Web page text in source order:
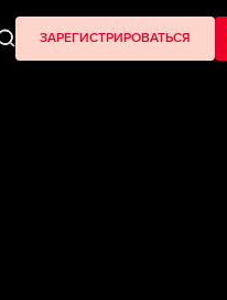
ЗАРЕГИСТРИРОВАТЬСЯ